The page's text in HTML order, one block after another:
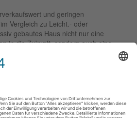
und geringen
Vergleich zu Leicht.- oder
gebautes Haus nicht nur eine
in die Zukunft, sondern auch eine
Altersvorsorge. Ihre solide Bausubstanz
lange Lebensdauer.
Beleihungsgrenzen, Versicherungen
im Brandfall oder bei
Prämien. Ihr geringer